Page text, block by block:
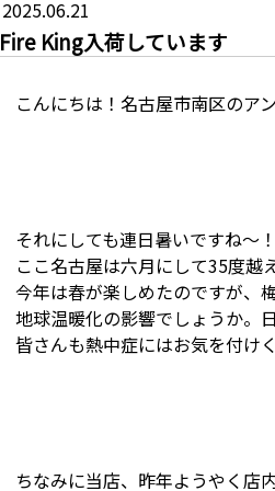
2025.06.21
Fire King入荷しています
こんにちは！名古屋市南区のア
それにしても連日暑いですね～
ここ名古屋は六月にして35度越
今年は春が楽しめたのですが、
地球温暖化の影響でしょうか。
皆さんも熱中症にはお気を付け
ちなみに当店、昨年ようやく店